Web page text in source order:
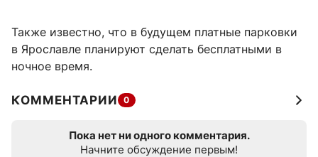
Также известно, что в будущем платные парковки
в Ярославле планируют сделать бесплатными в
ночное время.
КОММЕНТАРИИ 0
Пока нет ни одного комментария.
Начните обсуждение первым!